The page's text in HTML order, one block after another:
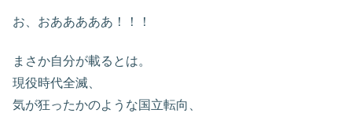
お、おあああああ！！！
まさか自分が載るとは。
現役時代全滅、
気が狂ったかのような国立転向、